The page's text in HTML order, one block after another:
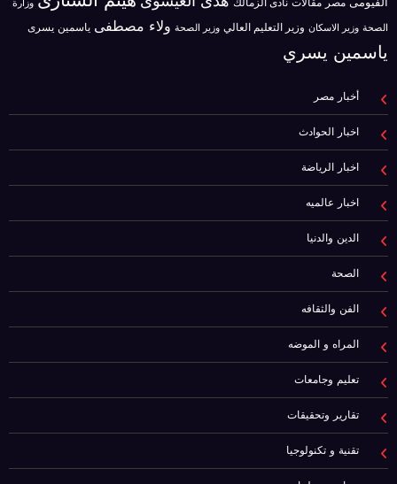
وزارة
الصحة وزير الاسكان وزير التعليم العالي وزير الصحة ولاء مصطفى ياسمين يسرى
ياسمين يسري
أخبار مصر
اخبار الحوادث
اخبار الرياضة
اخبار عالميه
الدين والدنيا
الصحة
الفن والثقافه
المراه و الموضه
تعليم وجامعات
تقارير وتحقيقات
تقنية و تكنولوجيا